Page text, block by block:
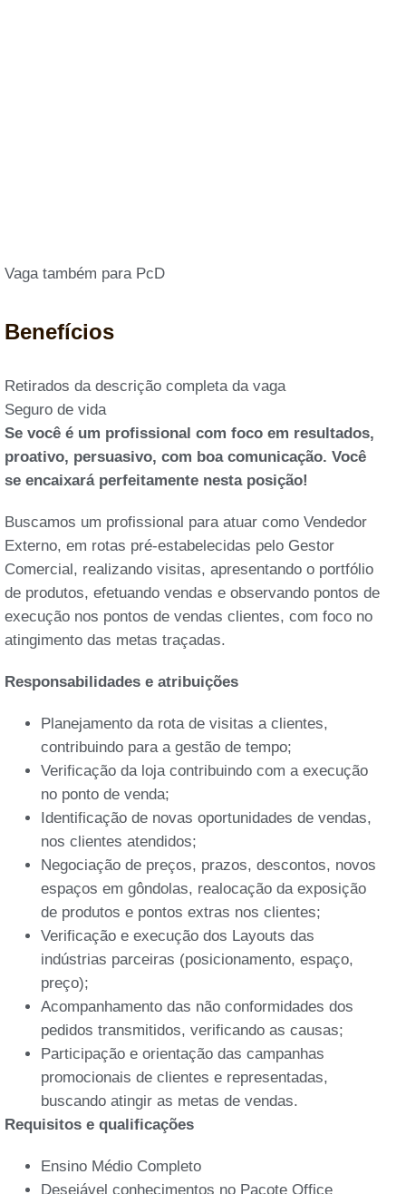
Vaga também para PcD
Benefícios
Retirados da descrição completa da vaga
Seguro de vida
Se você é um profissional com foco em resultados,
proativo, persuasivo, com boa comunicação. Você
se encaixará perfeitamente nesta posição!
Buscamos um profissional para atuar como Vendedor
Externo, em rotas pré-estabelecidas pelo Gestor
Comercial, realizando visitas, apresentando o portfólio
de produtos, efetuando vendas e observando pontos de
execução nos pontos de vendas clientes, com foco no
atingimento das metas traçadas.
Responsabilidades e atribuições
Planejamento da rota de visitas a clientes,
contribuindo para a gestão de tempo;
Verificação da loja contribuindo com a execução
no ponto de venda;
Identificação de novas oportunidades de vendas,
nos clientes atendidos;
Negociação de preços, prazos, descontos, novos
espaços em gôndolas, realocação da exposição
de produtos e pontos extras nos clientes;
Verificação e execução dos Layouts das
indústrias parceiras (posicionamento, espaço,
preço);
Acompanhamento das não conformidades dos
pedidos transmitidos, verificando as causas;
Participação e orientação das campanhas
promocionais de clientes e representadas,
buscando atingir as metas de vendas.
Requisitos e qualificações
Ensino Médio Completo
Desejável conhecimentos no Pacote Office